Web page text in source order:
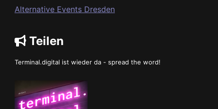
Alternative Events Dresden
Teilen
Terminal.digital ist wieder da - spread the word!